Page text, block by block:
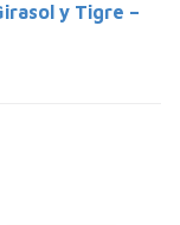
y Tigre –